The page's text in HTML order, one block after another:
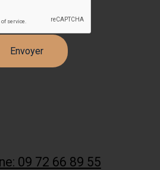
09 72 66 89 55